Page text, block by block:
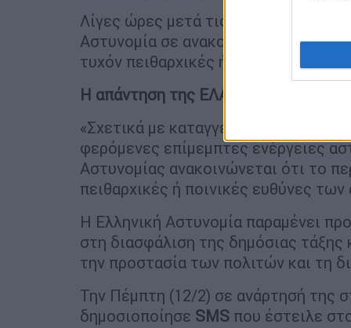
Λίγες ώρες μετά τις
Αστυνομία σε ανακοίνωσή της
τυχόν πειθαρχικές ή ποινικές
Η απάντηση της ΕΛΑΣ
«Σχετικά με καταγγελία προέδρου
φερόμενες επίμεμπτες ενέργειες
Αστυνομίας ανακοινώνεται ότι το
πειθαρχικές ή ποινικές ευθύνες
Η Ελληνική Αστυνομία παραμένει
στη διασφάλιση της δημόσιας
την προστασία των πολιτών και τη
Την Πέμπτη (12/2) σε ανάρτησή της
δημοσιοποίησε SMS που έστειλε